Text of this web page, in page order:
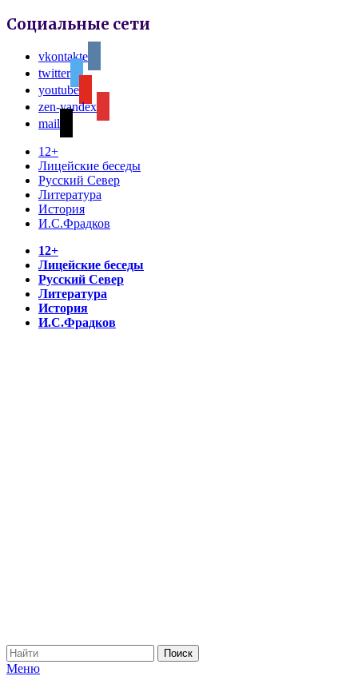
Социальные сети
vkontakte
twitter
youtube
zen-yandex
mail
12+
Лицейские беседы
Русский Север
Литература
История
И.С.Фрадков
12+
Лицейские беседы
Русский Север
Литература
История
И.С.Фрадков
Меню